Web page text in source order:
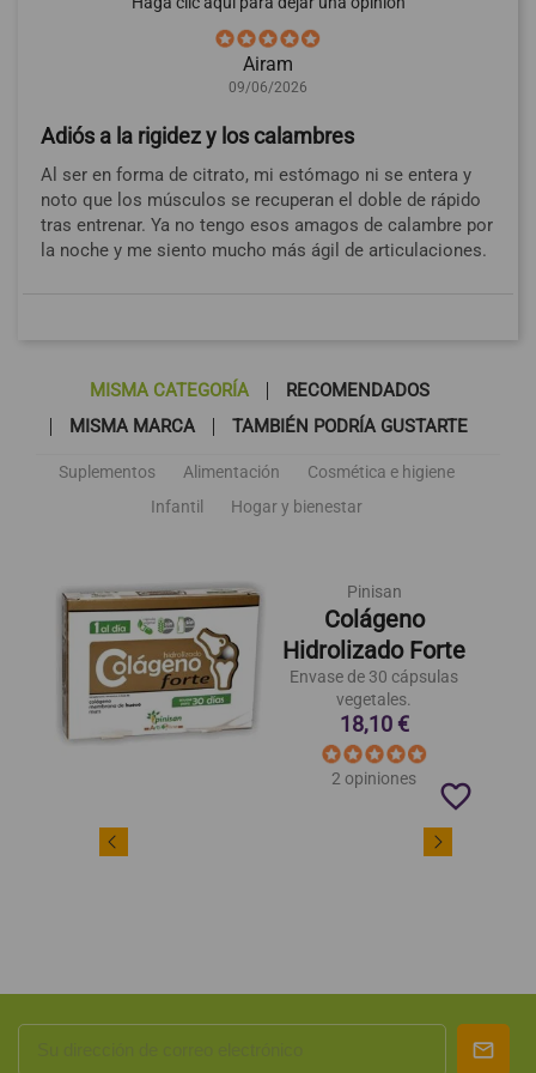
Airam
09/06/2026
Adiós a la rigidez y los calambres
Al ser en forma de citrato, mi estómago ni se entera y
noto que los músculos se recuperan el doble de rápido
tras entrenar. Ya no tengo esos amagos de calambre por
la noche y me siento mucho más ágil de articulaciones.
MISMA CATEGORÍA
RECOMENDADOS
MISMA MARCA
TAMBIÉN PODRÍA GUSTARTE
Suplementos Alimentación
Cosmética e higiene
Infantil
Hogar y bienestar
Pinisan
Colágeno
Hidrolizado Forte
Envase de 30 cápsulas
vegetales.
18,10 €
2 opiniones
favorite_border